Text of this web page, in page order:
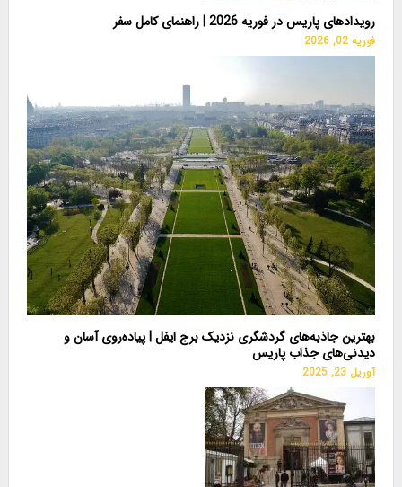
رویدادهای پاریس در فوریه 2026 | راهنمای کامل سفر
فوریه 02, 2026
بهترین جاذبه‌های گردشگری نزدیک برج ایفل | پیاده‌روی آسان و
دیدنی‌های جذاب پاریس
آوریل 23, 2025